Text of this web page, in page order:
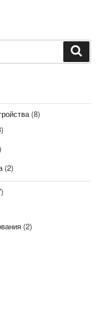
(8)
(2)
(2)